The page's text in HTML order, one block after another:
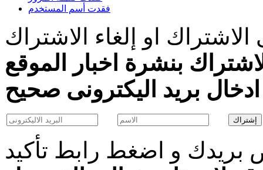
فقدت أسم المستخدم
او إلغاء الاشتراك
بنشرة اخبار الموقع
و اضغط رابط تأكيد